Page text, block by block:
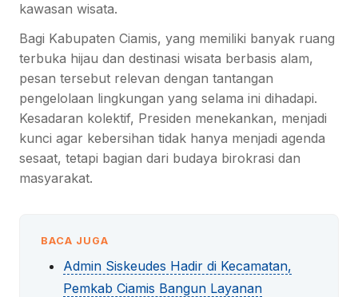
kawasan wisata.
Bagi Kabupaten Ciamis, yang memiliki banyak ruang
terbuka hijau dan destinasi wisata berbasis alam,
pesan tersebut relevan dengan tantangan
pengelolaan lingkungan yang selama ini dihadapi.
Kesadaran kolektif, Presiden menekankan, menjadi
kunci agar kebersihan tidak hanya menjadi agenda
sesaat, tetapi bagian dari budaya birokrasi dan
masyarakat.
BACA JUGA
Admin Siskeudes Hadir di Kecamatan,
Pemkab Ciamis Bangun Layanan